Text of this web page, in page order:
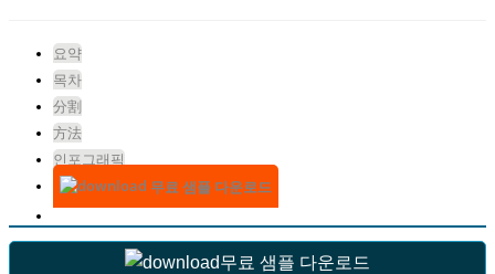
요약
목차
分割
方法
인포그래픽
무료 샘플 다운로드
무료 샘플 다운로드